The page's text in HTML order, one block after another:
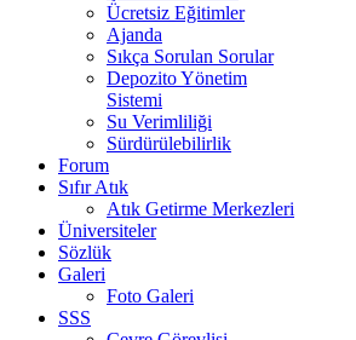
Ücretsiz Eğitimler
Ajanda
Sıkça Sorulan Sorular
Depozito Yönetim
Sistemi
Su Verimliliği
Sürdürülebilirlik
Forum
Sıfır Atık
Atık Getirme Merkezleri
Üniversiteler
Sözlük
Galeri
Foto Galeri
SSS